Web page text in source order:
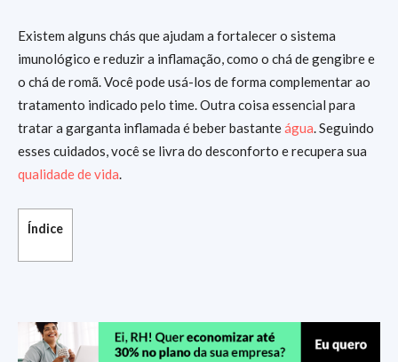
Existem alguns chás que ajudam a fortalecer o sistema
imunológico e reduzir a inflamação, como o chá de gengibre e
o chá de romã. Você pode usá-los de forma complementar ao
tratamento indicado pelo time. Outra coisa essencial para
tratar a garganta inflamada é beber bastanteágua. Seguindo
esses cuidados, você se livra do desconforto e recupera sua
qualidade de vida.
Índice